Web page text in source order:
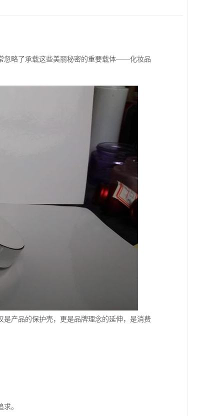
忽略了承载这些美丽秘密的重要载体——化妆品
产品的保护壳，更是品牌理念的延伸，是消费
。